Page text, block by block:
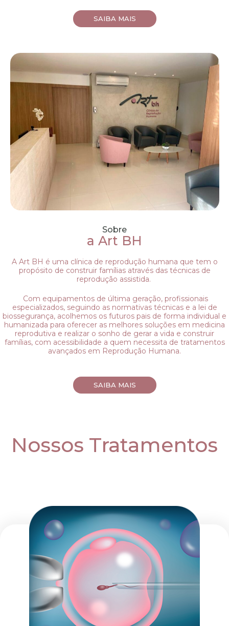
SAIBA MAIS
Sobre
a Art BH
A Art BH é uma clínica de reprodução humana que tem o
propósito de construir famílias através das técnicas de
reprodução assistida.
Com equipamentos de última geração, profissionais
especializados, seguindo as normativas técnicas e a lei de
biossegurança, acolhemos os futuros pais de forma individual e
humanizada para oferecer as melhores soluções em medicina
reprodutiva e realizar o sonho de gerar a vida e construir
famílias, com acessibilidade a quem necessita de tratamentos
avançados em Reprodução Humana.
SAIBA MAIS
Nossos Tratamentos